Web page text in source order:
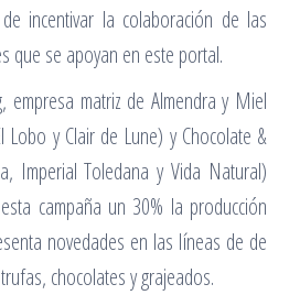
incentivar la colaboración de las
que se apoyan en este portal.
empresa matriz de Almendra y Miel
y Clair de Lune) y Chocolate &
Imperial Toledana y Vida Natural)
campaña un 30% la producción
novedades en las líneas de de
chocolates y grajeados.